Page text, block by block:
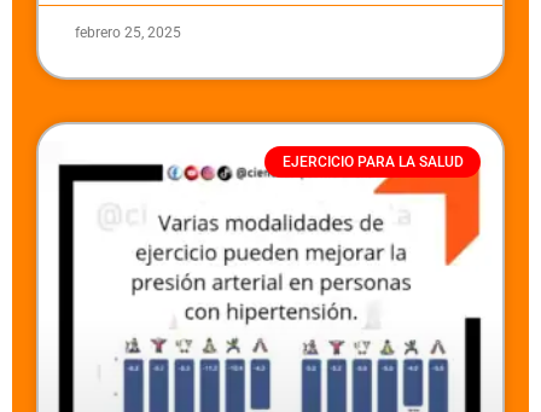
febrero 25, 2025
EJERCICIO PARA LA SALUD